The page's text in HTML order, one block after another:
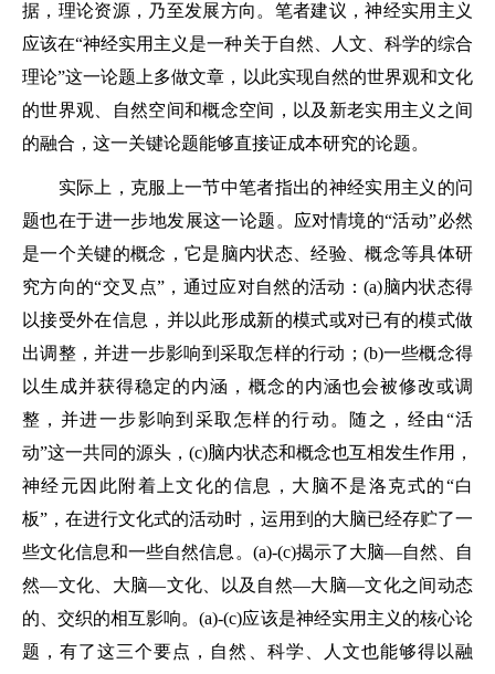
据，理论资源，乃至发展方向。笔者建议，神经实用主义
应该在“神经实用主义是一种关于自然、人文、科学的综合
理论”这一论题上多做文章，以此实现自然的世界观和文化
的世界观、自然空间和概念空间，以及新老实用主义之间
的融合，这一关键论题能够直接证成本研究的论题。
实际上，克服上一节中笔者指出的神经实用主义的问
题也在于进一步地发展这一论题。应对情境的“活动”必然
是一个关键的概念，它是脑内状态、经验、概念等具体研
究方向的“交叉点”，通过应对自然的活动：(a)脑内状态得
以接受外在信息，并以此形成新的模式或对已有的模式做
出调整，并进一步影响到采取怎样的行动；(b)一些概念得
以生成并获得稳定的内涵，概念的内涵也会被修改或调
整，并进一步影响到采取怎样的行动。随之，经由“活
动”这一共同的源头，(c)脑内状态和概念也互相发生作用，
神经元因此附着上文化的信息，大脑不是洛克式的“白
板”，在进行文化式的活动时，运用到的大脑已经存贮了一
些文化信息和一些自然信息。(a)-(c)揭示了大脑—自然、自
然—文化、大脑—文化、以及自然—大脑—文化之间动态
的、交织的相互影响。(a)-(c)应该是神经实用主义的核心论
题，有了这三个要点，自然、科学、人文也能够得以融